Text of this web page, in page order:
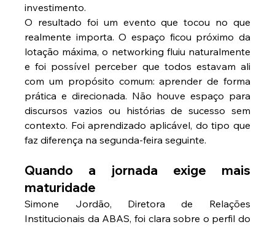
investimento.
O resultado foi um evento que tocou no que
realmente importa. O espaço ficou próximo da
lotação máxima, o networking fluiu naturalmente
e foi possível perceber que todos estavam ali
com um propósito comum: aprender de forma
prática e direcionada. Não houve espaço para
discursos vazios ou histórias de sucesso sem
contexto. Foi aprendizado aplicável, do tipo que
faz diferença na segunda-feira seguinte.
Quando a jornada exige mais
maturidade
Simone Jordão, Diretora de Relações
Institucionais da ABAS, foi clara sobre o perfil do